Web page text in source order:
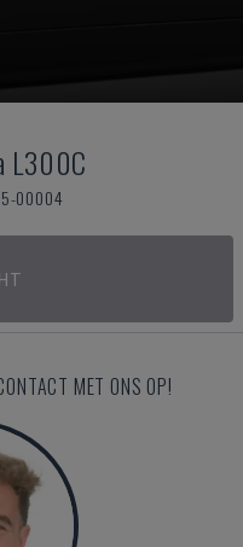
L300C
00004
MET ONS OP!